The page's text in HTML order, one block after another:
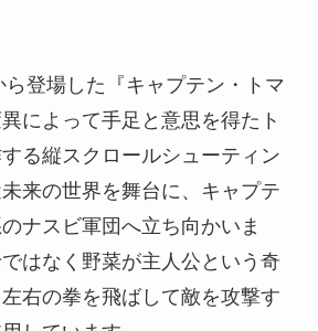
登場した『キャプテン・トマ
によって手足と意思を得たト
る縦スクロールシューティン
来の世界を舞台に、キャプテ
ナスビ軍団へ立ち向かいま
はなく野菜が主人公という奇
右の拳を飛ばして敵を攻撃す